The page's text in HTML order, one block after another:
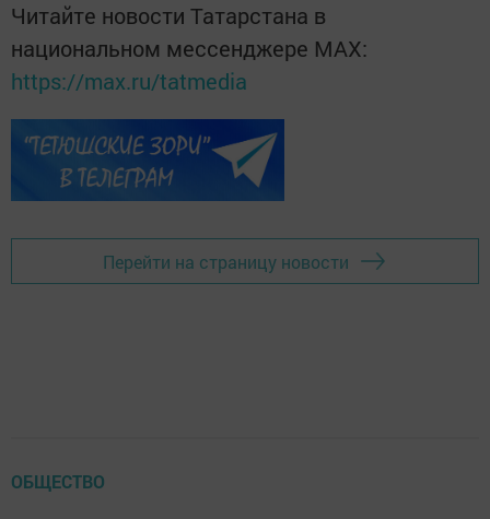
Читайте новости Татарстана в
национальном мессенджере MАХ:
https://max.ru/tatmedia
Перейти на страницу новости
ОБЩЕСТВО